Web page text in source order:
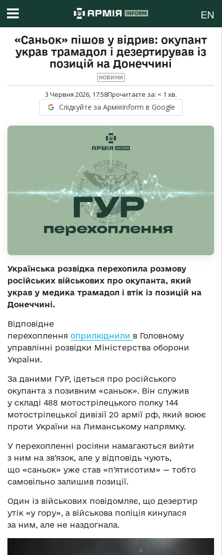
EN
«Саньок» пішов у відрив: окупант
украв трамадол і дезертирував із
позицій на Донеччині
НОВИНИ
3 Червня 2026, 17:58Прочитаєте за: < 1 хв.
Слідкуйте за АрміяInform в Google
Українська розвідка перехопила розмову
російських військових про окупанта, який
украв у медика трамадол і втік із позицій на
Донеччині.
Відповідне
перехоплення оприлюднили в Головному
управлінні розвідки Міністерства оборони
України.
За даними ГУР, ідеться про російського
окупанта з позивним «саньок». Він служив
у складі 488 мотострілецького полку 144
мотострілецької дивізії 20 армії рф, який воює
проти України на Лиманському напрямку.
У перехопленні росіяни намагаються вийти
з ним на зв’язок, але у відповідь чують,
що «саньок» уже став «п’ятисотим» — тобто
самовільно залишив позиції.
Один із військових повідомляє, що дезертир
утік «у гору», а військова поліція кинулася
за ним, але не наздогнала.